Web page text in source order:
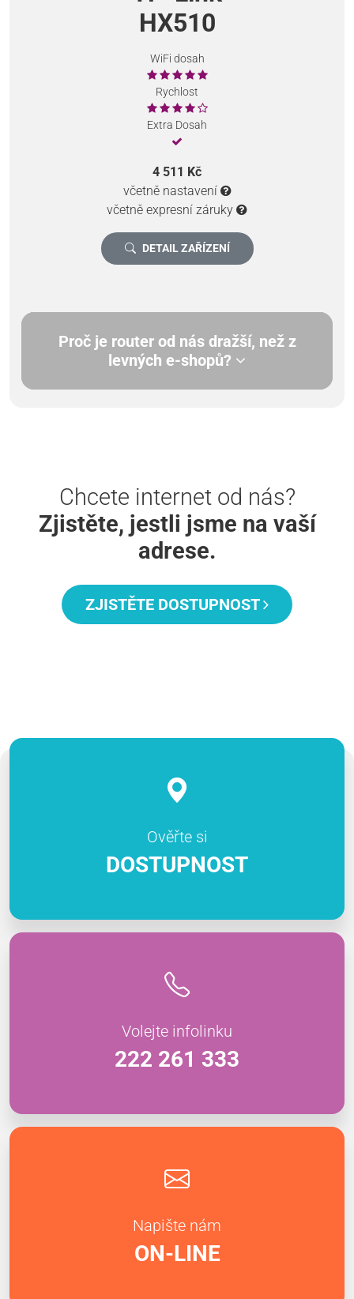
HX510
WiFi dosah
Rychlost
Extra Dosah
4 511 Kč
včetně nastavení
včetně expresní záruky
DETAIL ZAŘÍZENÍ
Proč je router od nás dražší, než z
levných e-shopů?
Chcete internet od nás?
Zjistěte, jestli jsme na vaší
adrese.
ZJISTĚTE DOSTUPNOST
Ověřte si
DOSTUPNOST
Volejte infolinku
222 261 333
Napište nám
ON-LINE